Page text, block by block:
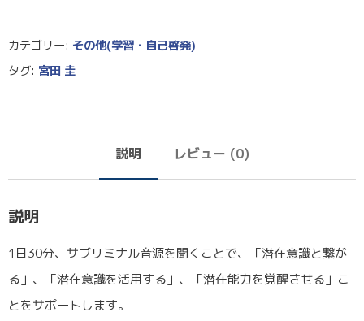
カテゴリー: その他(学習・自己啓発)
タグ: 宮田 圭
説明 レビュー (0)
説明
1日30分、サブリミナル音源を聞くことで、「潜在意識と繋が
る」、「潜在意識を活用する」、「潜在能力を覚醒させる」こ
とをサポートします。